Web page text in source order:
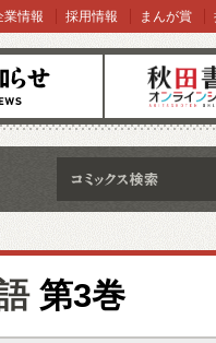
オンラインショッ
業情報 採用情報 まんが賞
第3巻